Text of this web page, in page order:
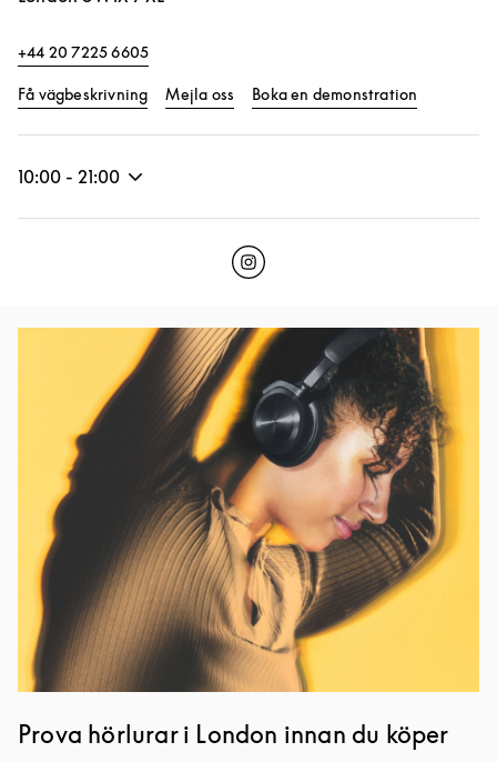
+44 20 7225 6605
Få vägbeskrivningLink Opens in New Tab
Mejla oss Boka en demonstration
10:00 - 21:00
Click to open Instagram
Link Opens in New Tab
Prova hörlurar i London innan du köper